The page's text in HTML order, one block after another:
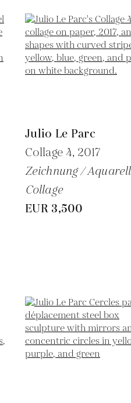
Julio Le Parc
Collage 4, 2017
Zeichnung / Aquarell
Collage
EUR 3,500